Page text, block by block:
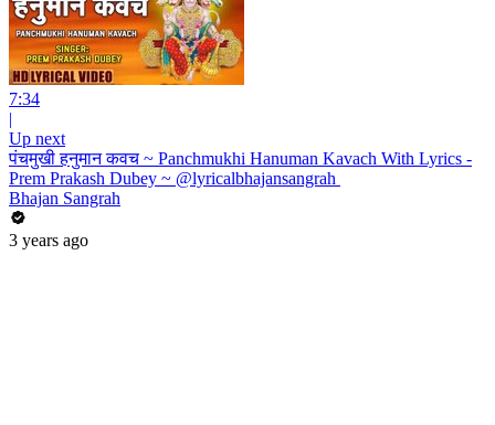
7:34
|
Up next
पंचमुखी हनुमान कवच ~ Panchmukhi Hanuman Kavach With Lyrics -
Prem Prakash Dubey ~ @lyricalbhajansangrah ​
Bhajan Sangrah
3 years ago